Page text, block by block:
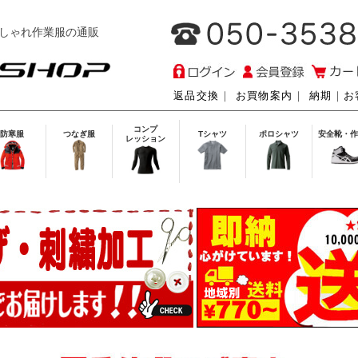
れ作業服の通販
返品交換 ｜ お買物案内 ｜ 納期 ｜ お
防寒服 つなぎ服
コンプ
レッション
Tシャツ ポロシャツ 安全靴・